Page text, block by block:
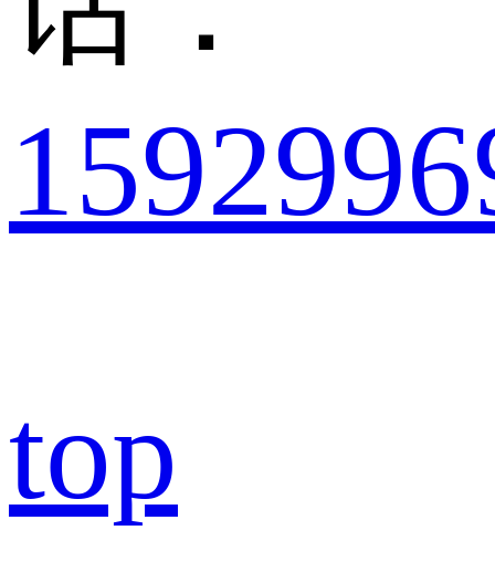
top